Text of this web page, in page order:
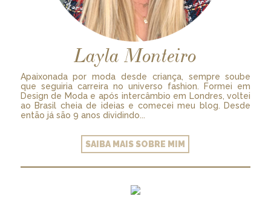
Layla Monteiro
Apaixonada por moda desde criança, sempre soube
que seguiria carreira no universo fashion. Formei em
Design de Moda e após intercâmbio em Londres, voltei
ao Brasil cheia de ideias e comecei meu blog. Desde
então já são 9 anos dividindo...
SAIBA MAIS SOBRE MIM